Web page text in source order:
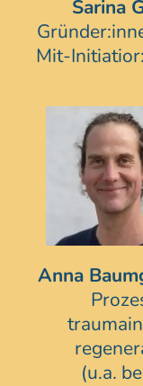
Sarina
Mit-
Anna
(u.a.